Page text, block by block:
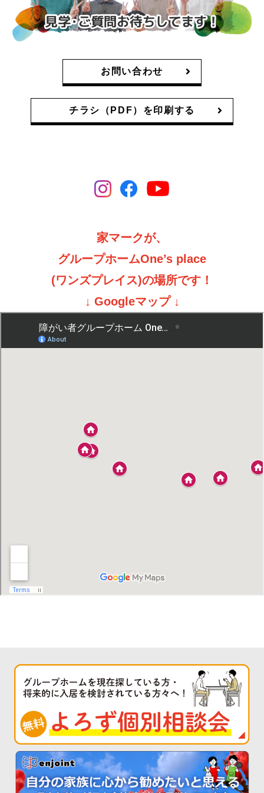
お問い合わせ
チラシ（PDF）を印刷する
家マークが、
グループホームOne’s place
(ワンズプレイス)の場所です！
↓ Googleマップ ↓